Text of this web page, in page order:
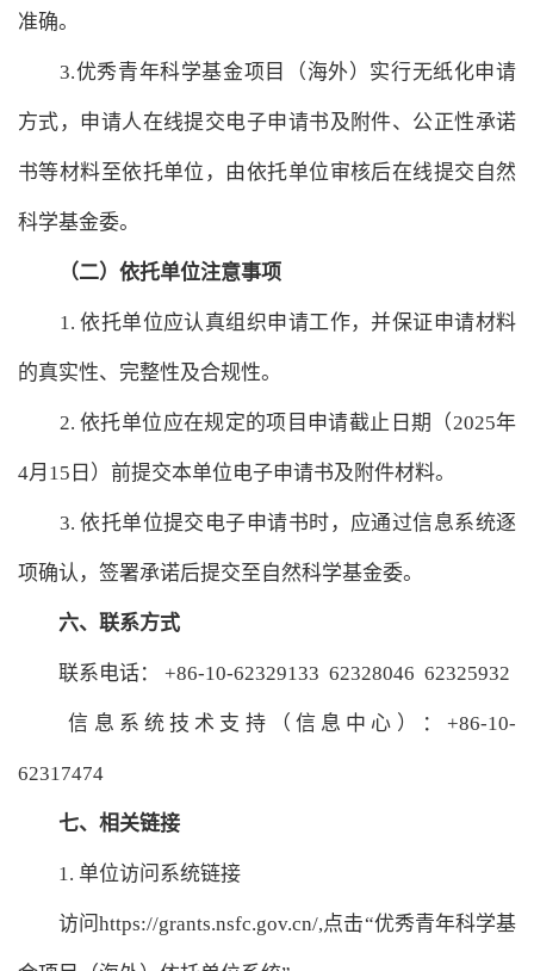
准确。
3.优秀青年科学基金项目（海外）实行无纸化申请
方式，申请人在线提交电子申请书及附件、公正性承诺
书等材料至依托单位，由依托单位审核后在线提交自然
科学基金委。
（二）依托单位注意事项
1. 依托单位应认真组织申请工作，并保证申请材料
的真实性、完整性及合规性。
2. 依托单位应在规定的项目申请截止日期（2025年
4月15日）前提交本单位电子申请书及附件材料。
3. 依托单位提交电子申请书时，应通过信息系统逐
项确认，签署承诺后提交至自然科学基金委。
六、联系方式
联系电话： +86-10-62329133 62328046 62325932
信息系统技术支持（信息中心）：+86-10-
62317474
七、相关链接
1. 单位访问系统链接
访问https://grants.nsfc.gov.cn/,点击“优秀青年科学基